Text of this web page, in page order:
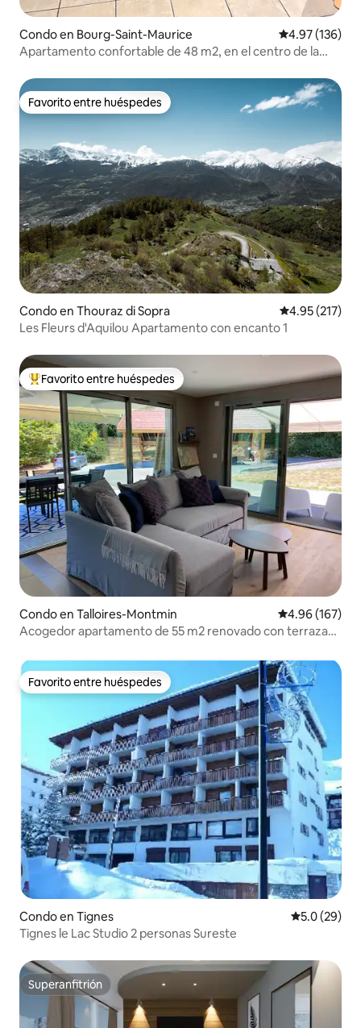
Condo en Bourg-Saint-Maurice Calificación
4.97 (136)
Apartamento confortable de 48 m2, en el centro de la
Favorito entre huéspedes
Favorito entre huéspedes
Condo en Thouraz di Sopra Calificación
4.95 (217)
Les Fleurs d'Aquilou Apartamento con encanto 1
Favorito entre huéspedes preferido
Favorito entre huéspedes
Condo en Talloires-Montmin Calificación
4.96 (167)
Acogedor apartamento de 55 m2 renovado con terrazas
Favorito entre huéspedes
Favorito entre huéspedes
Condo en Tignes Calificación
5.0 (29)
Tignes le Lac Studio 2 personas Sureste
Superanfitrión
Superanfitrión